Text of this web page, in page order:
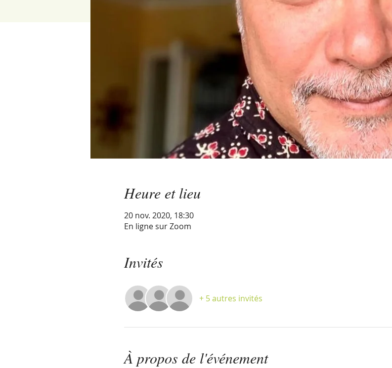
Heure et lieu
20 nov. 2020, 18:30
En ligne sur Zoom
Invités
+ 5 autres invités
À propos de l'événement